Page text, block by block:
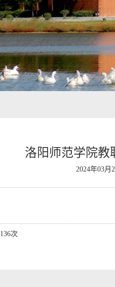
洛阳师范学院教
2024年03月
136次